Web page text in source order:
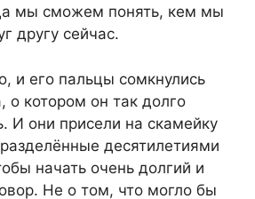
мы сможем понять, кем мы
другу сейчас.
и его пальцы сомкнулись
о котором он так долго
И они присели на скамейку
десятилетиями
начать очень долгий и
Не о том, что могло бы